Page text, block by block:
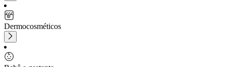
Dermocosméticos